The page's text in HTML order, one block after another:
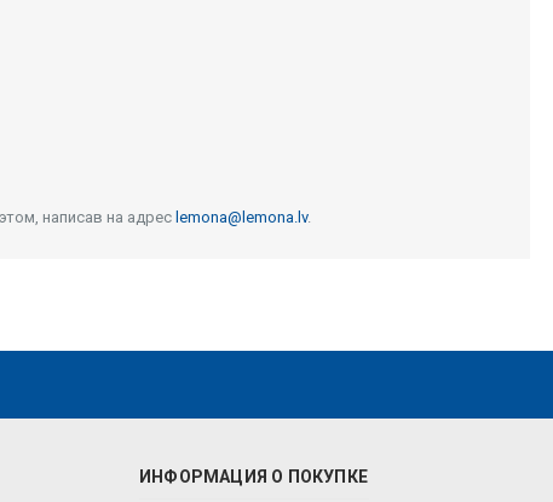
написав на адрес lemona@lemona.lv.
ИНФОРМАЦИЯ О ПОКУПКЕ